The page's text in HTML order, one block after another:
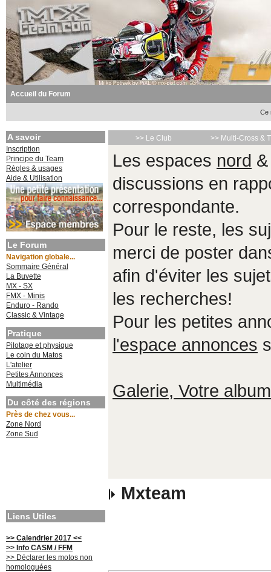
Accueil du Forum
Ce
A savoir
Inscription
Principe du Team
Règles & usages
Aide & Utilisation
Le Forum
Navigation globale...
Sommaire Général
La Buvette
MX - SX
FMX - Minis
Enduro - Rando
Classic & Vintage
Pratique
Pilotage et physique
Le coin du Matos
L'atelier
Petites Annonces
Multimédia
Du côté des régions
Près de chez vous...
Zone Nord
Zone Sud
Liens Utiles
>> Calendrier 2017 <<
>> Info CASM / FFM
>> Déclarer les motos non
homologuées
>> Le Club >> Multi-Cross &
Les espaces nord
discussions en
correspondante.
Pour le reste, les
merci de poster
afin d'éviter les
les recherches!
Pour les petites
l'espace annonces
Galerie, Votre
Mxteam